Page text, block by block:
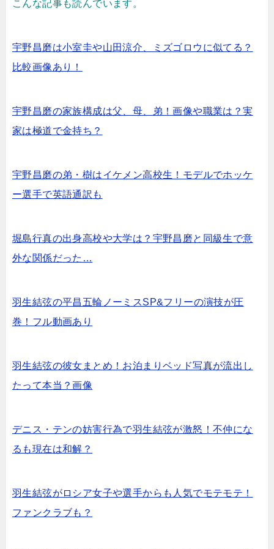
こんな記事も読んでいます。
宇野昌磨は小室圭や山田涼介、ミズゴロウに似てる？
比較画像あり！
宇野昌磨の家族構成は父、母、弟！画像や職業は？実
家は極道で金持ち？
宇野昌磨の弟・樹はイケメン高校生！モデルでホッケ
ー選手で英語通訳も
堀島行真の出身高校や大学は？宇野昌磨と同級生で意
外な関係だった…
羽生結弦の平昌五輪ノーミスSP&フリーの演技が圧
巻！フル動画あり
羽生結弦の彼女まとめ！お泊まりベッド写真が流出し
たって本当？画像
デニス・テンの妨害行為で羽生結弦が激怒！不仲にな
るも現在は和解？
羽生結弦がロシア女子や選手からも人気でモテモテ！
ファンクラブも？